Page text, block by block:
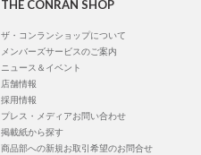
THE CONRAN SHOP
ザ・コンランショップについて
メンバーズサービスのご案内
ニュース＆イベント
店舗情報
採用情報
プレス・メディアお問い合わせ
掲載紙から探す
商品部への新規お取引希望のお問合せ